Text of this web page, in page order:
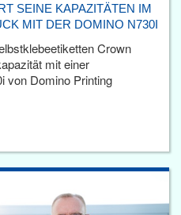
SEINE KAPAZITÄTEN IM
MIT DER DOMINO N730I
Crown
mit einer
von Domino Printing